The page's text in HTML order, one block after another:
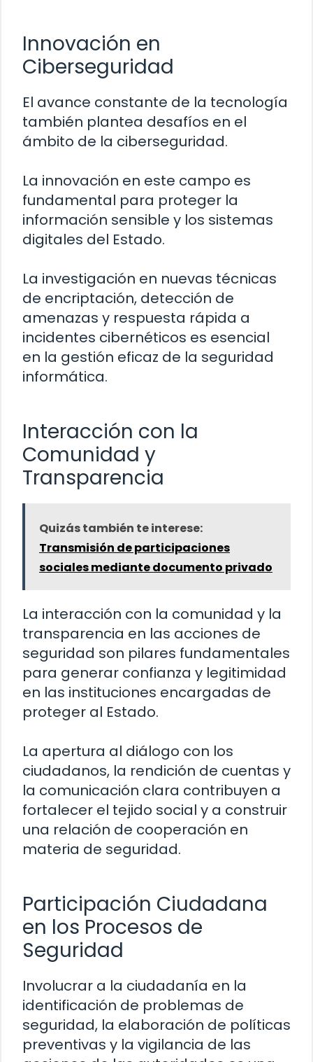
Innovación en
Ciberseguridad
El avance constante de la tecnología
también plantea desafíos en el
ámbito de la ciberseguridad.
La innovación en este campo es
fundamental para proteger la
información sensible y los sistemas
digitales del Estado.
La investigación en nuevas técnicas
de encriptación, detección de
amenazas y respuesta rápida a
incidentes cibernéticos es esencial
en la gestión eficaz de la seguridad
informática.
Interacción con la
Comunidad y
Transparencia
Quizás también te interese:
Transmisión de participaciones
sociales mediante documento privado
La interacción con la comunidad y la
transparencia en las acciones de
seguridad son pilares fundamentales
para generar confianza y legitimidad
en las instituciones encargadas de
proteger al Estado.
La apertura al diálogo con los
ciudadanos, la rendición de cuentas y
la comunicación clara contribuyen a
fortalecer el tejido social y a construir
una relación de cooperación en
materia de seguridad.
Participación Ciudadana
en los Procesos de
Seguridad
Involucrar a la ciudadanía en la
identificación de problemas de
seguridad, la elaboración de políticas
preventivas y la vigilancia de las